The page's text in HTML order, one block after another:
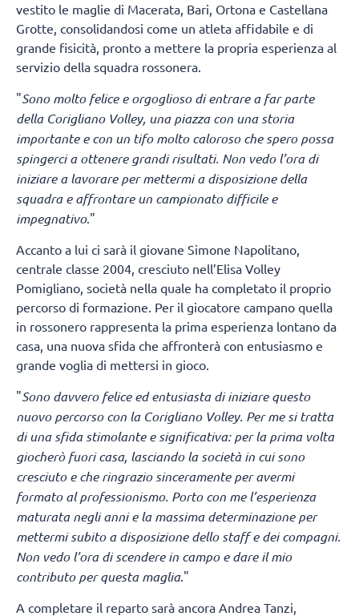
vestito le maglie di Macerata, Bari, Ortona e Castellana
Grotte, consolidandosi come un atleta affidabile e di
grande fisicità, pronto a mettere la propria esperienza al
servizio della squadra rossonera.
"Sono molto felice e orgoglioso di entrare a far parte
della Corigliano Volley, una piazza con una storia
importante e con un tifo molto caloroso che spero possa
spingerci a ottenere grandi risultati. Non vedo l’ora di
iniziare a lavorare per mettermi a disposizione della
squadra e affrontare un campionato difficile e
impegnativo."
Accanto a lui ci sarà il giovane Simone Napolitano,
centrale classe 2004, cresciuto nell’Elisa Volley
Pomigliano, società nella quale ha completato il proprio
percorso di formazione. Per il giocatore campano quella
in rossonero rappresenta la prima esperienza lontano da
casa, una nuova sfida che affronterà con entusiasmo e
grande voglia di mettersi in gioco.
"Sono davvero felice ed entusiasta di iniziare questo
nuovo percorso con la Corigliano Volley. Per me si tratta
di una sfida stimolante e significativa: per la prima volta
giocherò fuori casa, lasciando la società in cui sono
cresciuto e che ringrazio sinceramente per avermi
formato al professionismo. Porto con me l’esperienza
maturata negli anni e la massima determinazione per
mettermi subito a disposizione dello staff e dei compagni.
Non vedo l’ora di scendere in campo e dare il mio
contributo per questa maglia."
A completare il reparto sarà ancora Andrea Tanzi,